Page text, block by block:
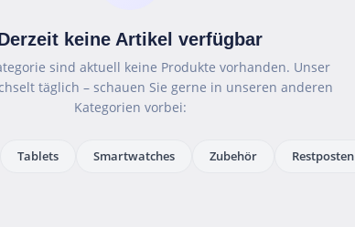
keine Artikel verfügbar
sind aktuell keine Produkte vorhanden. Unser
täglich – schauen Sie gerne in unseren anderen
Kategorien vorbei:
Tablets Smartwatches Zubehör Restposten